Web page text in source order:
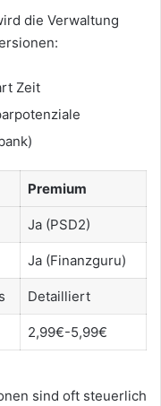
die Verwaltung
Zeit
Premium
Ja (PSD2)
Ja (Finanzguru)
Detailliert
2,99€-5,99€
sind oft steuerlich